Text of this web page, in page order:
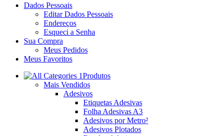
Dados Pessoais
Editar Dados Pessoais
Endereços
Esqueci a Senha
Sua Compra
Meus Pedidos
Meus Favoritos
Produtos
Mais Vendidos
Adesivos
Etiquetas Adesivas
Folha Adesivas A3
Adesivos por Metro²
Adesivos Plotados